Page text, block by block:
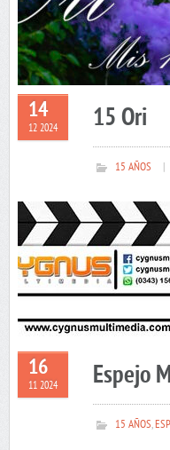
14
12 2024 15 Ori
15 AÑOS
16
11 2024 Espejo
15 AÑOS,